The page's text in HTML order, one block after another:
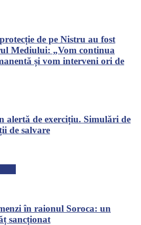
de pe Nistru au fost
Mediului: „Vom continua
și vom interveni ori de
alertă de exercițiu. Simulări de
de salvare
în raionul Soroca: un
sancționat